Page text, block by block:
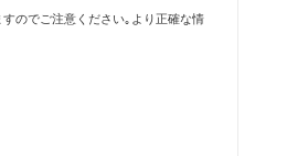
のでご注意ください｡より正確な情